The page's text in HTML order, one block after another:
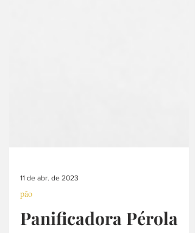
11 de abr. de 2023
pão